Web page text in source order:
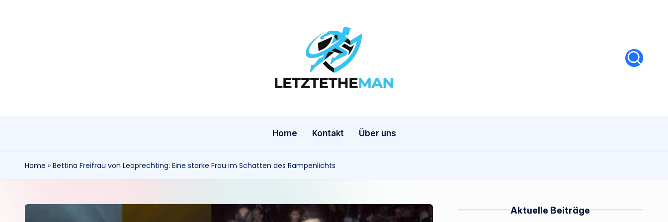
l
e
z
t
e
h
Home Kontakt Über uns
Home » Bettina Freifrau von Leoprechting: Eine starke Frau im Schatten des Rampenlichts
Aktuelle Beiträge